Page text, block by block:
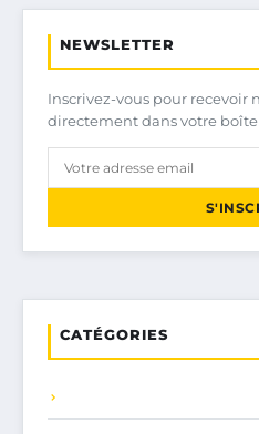
NEWSLETTER
Inscrivez-vous pour recevoir
directement dans votre
CATÉGORIES